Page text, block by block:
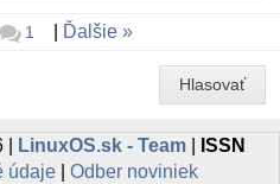
1 Ďalšie
Hlasovať
LinuxOS.sk - Team|
ISSN
údaje| Odber noviniek